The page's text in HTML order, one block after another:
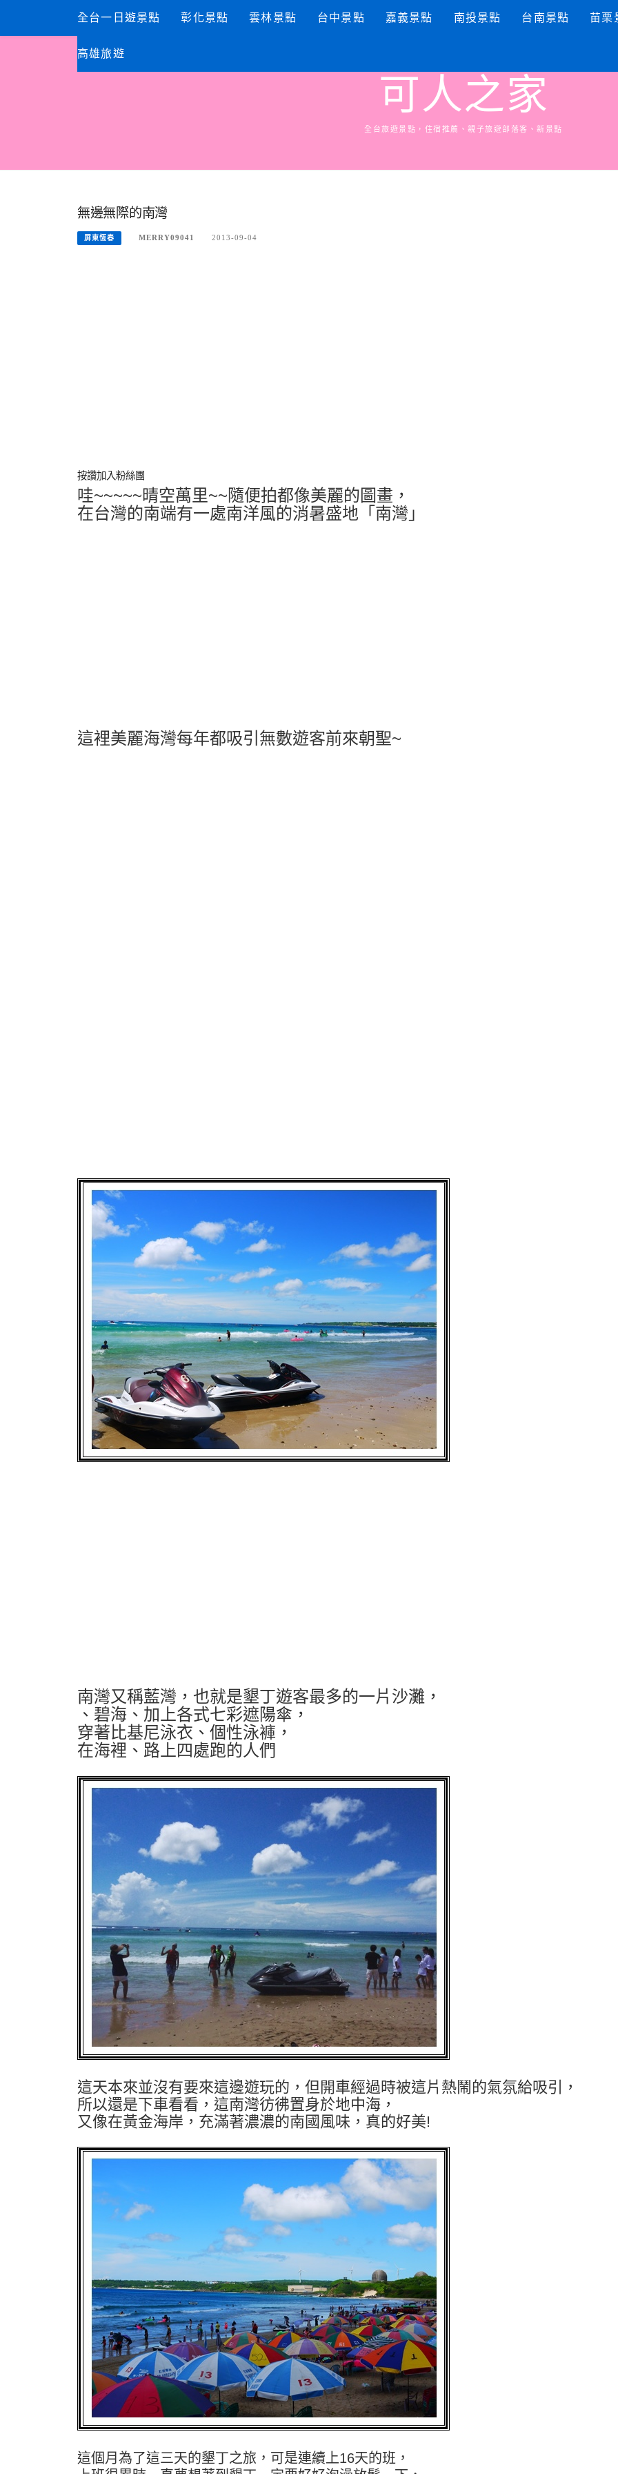
content
全台一日遊景點 彰化景點 雲林景點 台中景點 嘉義景點 南投景點 台南景點 苗栗
高雄旅遊
可人之家
全台旅遊景點，住宿推薦、親子旅遊部落客、新景點
無邊無際的南灣
屏東恆春 MERRY09041 2013-09-04
按讚加入粉絲團
哇~~~~~晴空萬里~~隨便拍都像美麗的圖畫，
在台灣的南端有一處南洋風的消暑盛地「南灣」
這裡美麗海灣每年都吸引無數遊客前來朝聖~
南灣又稱藍灣，也就是墾丁遊客最多的一片沙灘，
、碧海、加上各式七彩遮陽傘，
穿著比基尼泳衣、個性泳褲，
在海裡、路上四處跑的人們
這天本來並沒有要來這邊遊玩的，但開車經過時被這片熱鬧的氣氛給吸引，
所以還是下車看看，這南灣彷彿置身於地中海，
又像在黃金海岸，充滿著濃濃的南國風味，真的好美!
這個月為了這三天的墾丁之旅，可是連續上16天的班，